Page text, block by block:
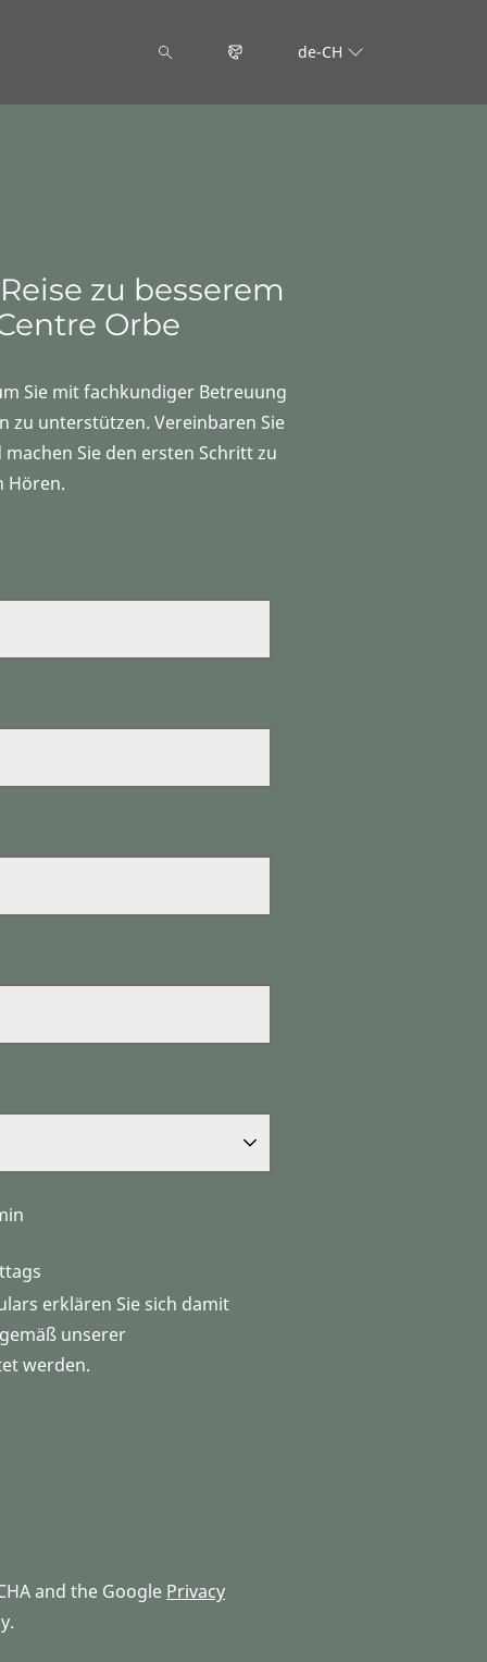
de-CH
zu besserem
Orbe
Sie mit fachkundiger Betreuung
zu unterstützen. Vereinbaren Sie
Sie den ersten Schritt zu
Hören.
erklären Sie sich damit
unserer
werden.
and the Google Privacy